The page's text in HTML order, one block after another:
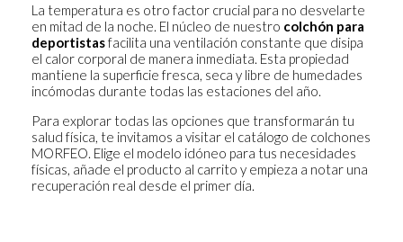
La temperatura es otro factor crucial para no desvelarte
en mitad de la noche. El núcleo de nuestro colchón para
deportistasfacilita una ventilación constante que disipa
el calor corporal de manera inmediata. Esta propiedad
mantiene la superficie fresca, seca y libre de humedades
incómodas durante todas las estaciones del año.
Para explorar todas las opciones que transformarán tu
salud física, te invitamos a visitar el catálogo de colchones
MORFEO. Elige el modelo idóneo para tus necesidades
físicas, añade el producto al carrito y empieza a notar una
recuperación real desde el primer día.